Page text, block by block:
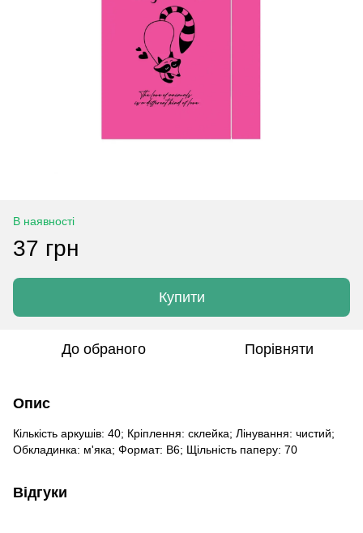
В наявності
37 грн
Купити
До обраного Порівняти
Опис
Кількість аркушів: 40; Кріплення: склейка; Лінування: чистий;
Обкладинка: м'яка; Формат: B6; Щільність паперу: 70
Відгуки